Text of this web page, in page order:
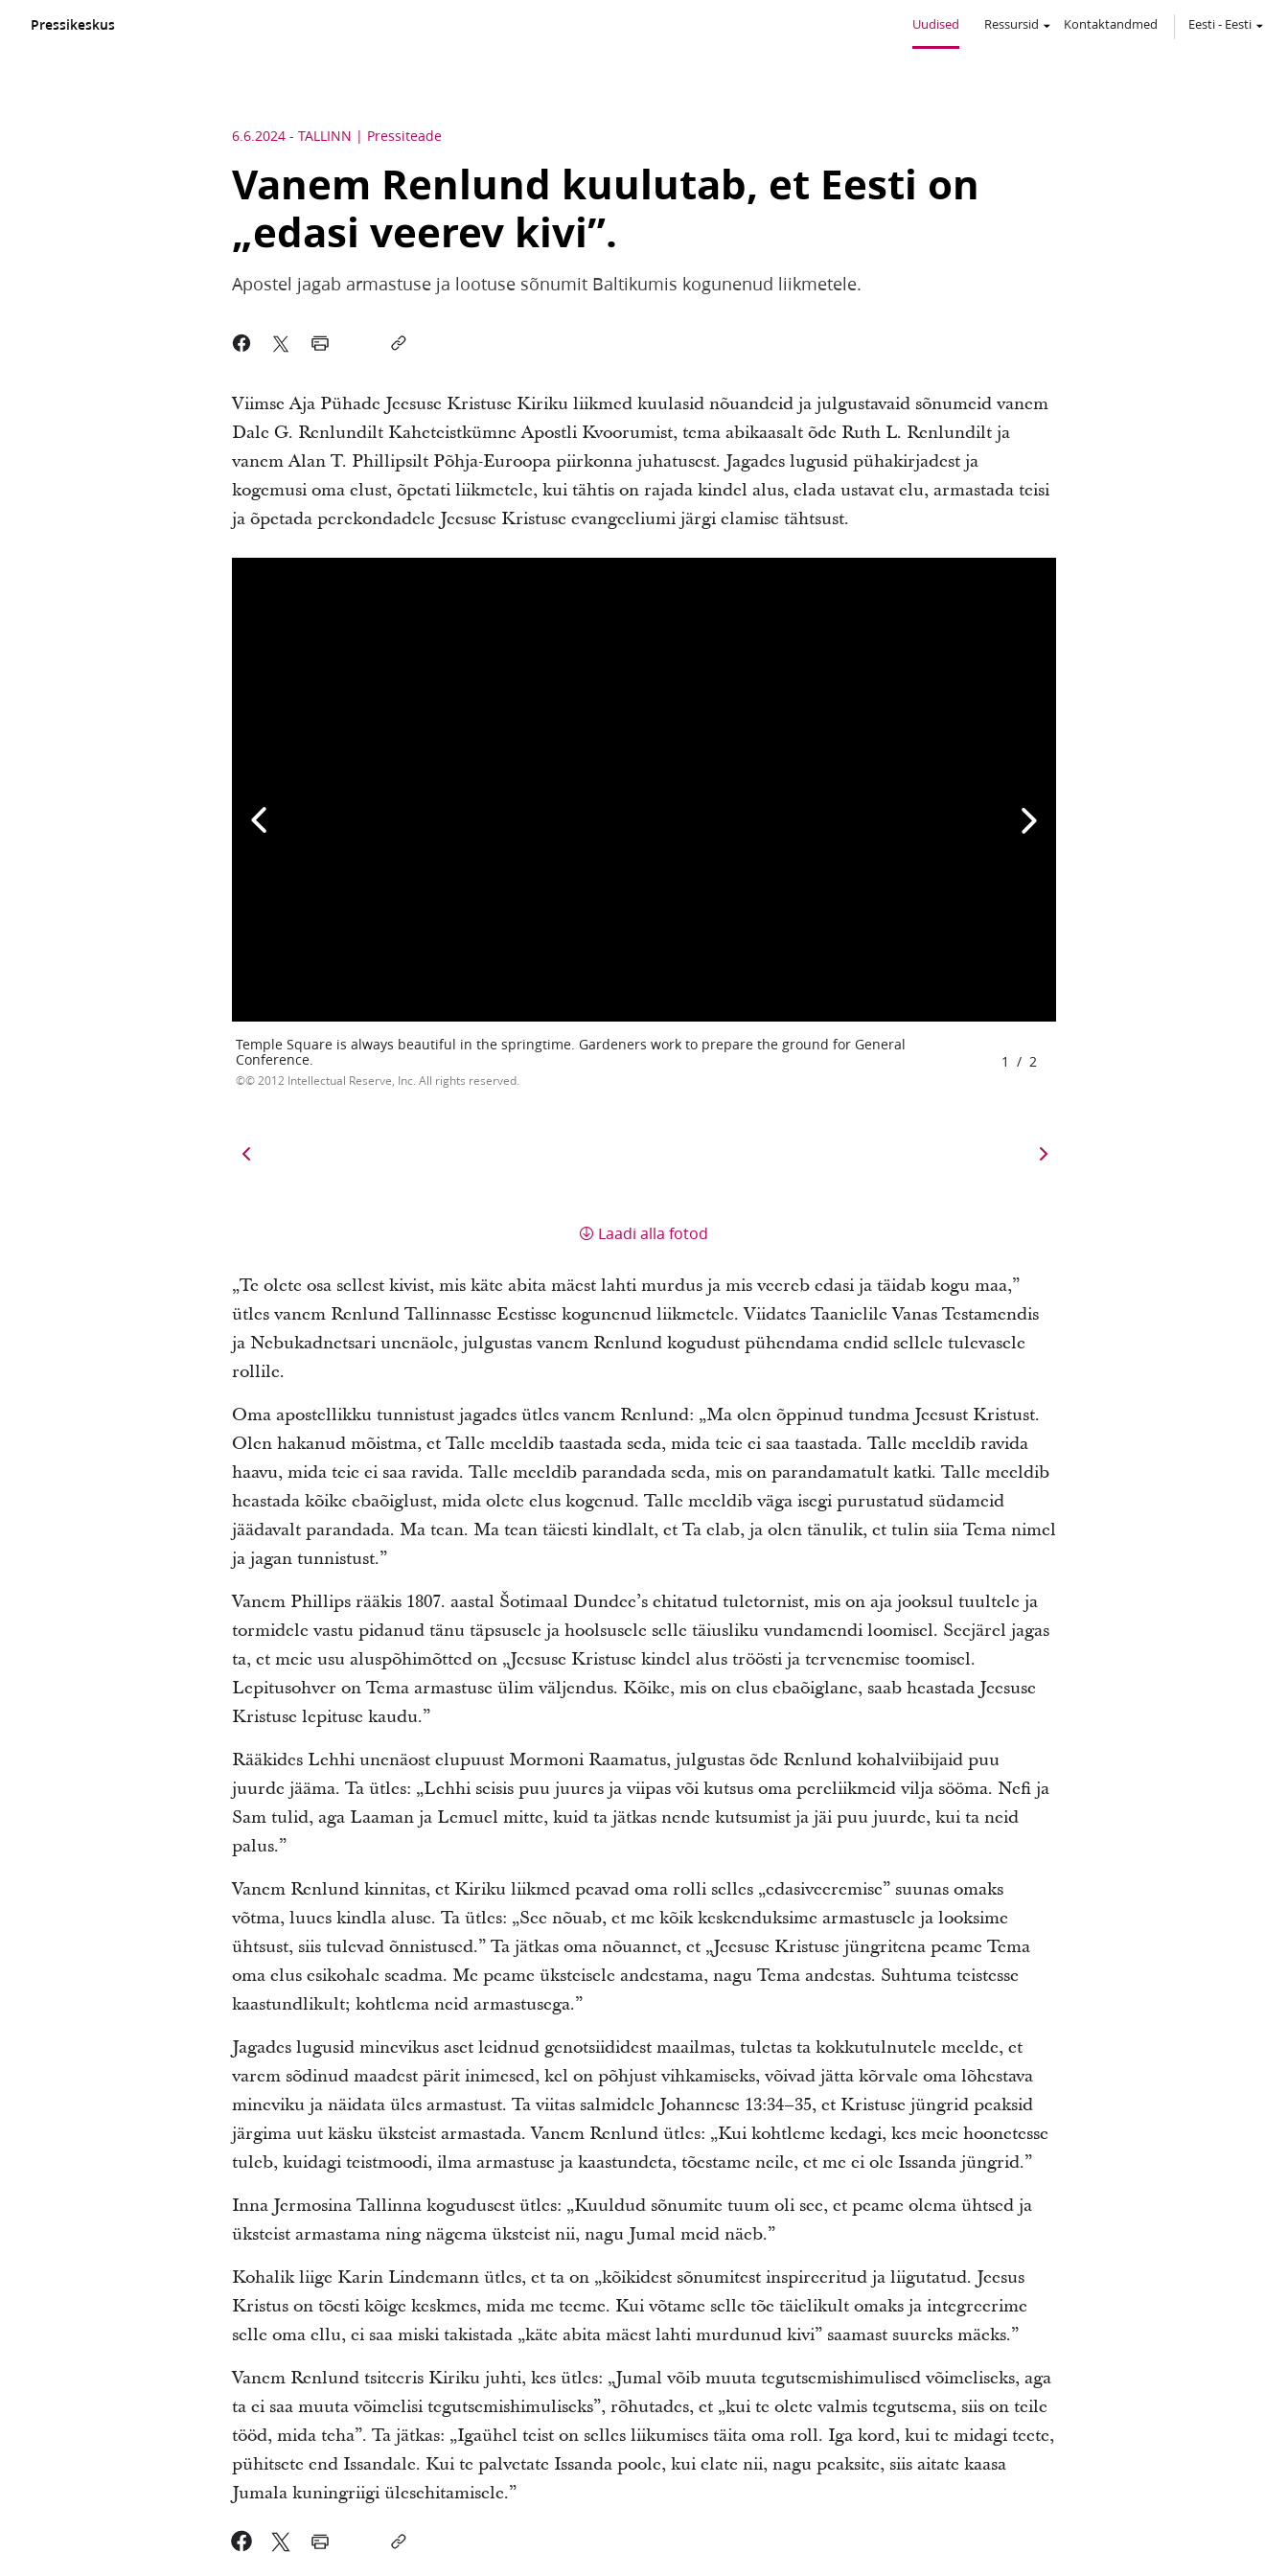
Pressikeskus Uudised Ressursid Kontaktandmed Eesti- Eesti
6.6.2024 - TALLINN Pressiteade
Vanem Renlund kuulutab, et Eesti on
„edasi veerev kivi”.
Apostel jagab armastuse ja lootuse sõnumit Baltikumis kogunenud liikmetele.
Viimse Aja Pühade Jeesuse Kristuse Kiriku liikmed kuulasid nõuandeid ja julgustavaid sõnumeid vanem
Dale G. Renlundilt Kaheteistkümne Apostli Kvoorumist, tema abikaasalt õde Ruth L. Renlundilt ja
vanem Alan T. Phillipsilt Põhja-Euroopa piirkonna juhatusest. Jagades lugusid pühakirjadest ja
kogemusi oma elust, õpetati liikmetele, kui tähtis on rajada kindel alus, elada ustavat elu, armastada teisi
ja õpetada perekondadele Jeesuse Kristuse evangeeliumi järgi elamise tähtsust.
Temple Square is always beautiful in the springtime. Gardeners work to prepare the ground for General
Conference.
© 2012 Intellectual Reserve, Inc. All rights reserved.
1 / 2
Laadi alla fotod
„Te olete osa sellest kivist, mis käte abita mäest lahti murdus ja mis veereb edasi ja täidab kogu maa,”
ütles vanem Renlund Tallinnasse Eestisse kogunenud liikmetele. Viidates Taanielile Vanas Testamendis
ja Nebukadnetsari unenäole, julgustas vanem Renlund kogudust pühendama endid sellele tulevasele
rollile.
Oma apostellikku tunnistust jagades ütles vanem Renlund: „Ma olen õppinud tundma Jeesust Kristust.
Olen hakanud mõistma, et Talle meeldib taastada seda, mida teie ei saa taastada. Talle meeldib ravida
haavu, mida teie ei saa ravida. Talle meeldib parandada seda, mis on parandamatult katki. Talle meeldib
heastada kõike ebaõiglust, mida olete elus kogenud. Talle meeldib väga isegi purustatud südameid
jäädavalt parandada. Ma tean. Ma tean täiesti kindlalt, et Ta elab, ja olen tänulik, et tulin siia Tema nimel
ja jagan tunnistust.”
Vanem Phillips rääkis 1807. aastal Šotimaal Dundee’s ehitatud tuletornist, mis on aja jooksul tuultele ja
tormidele vastu pidanud tänu täpsusele ja hoolsusele selle täiusliku vundamendi loomisel. Seejärel jagas
ta, et meie usu aluspõhimõtted on „Jeesuse Kristuse kindel alus tröösti ja tervenemise toomisel.
Lepitusohver on Tema armastuse ülim väljendus. Kõike, mis on elus ebaõiglane, saab heastada Jeesuse
Kristuse lepituse kaudu.”
Rääkides Lehhi unenäost elupuust Mormoni Raamatus, julgustas õde Renlund kohalviibijaid puu
juurde jääma. Ta ütles: „Lehhi seisis puu juures ja viipas või kutsus oma pereliikmeid vilja sööma. Nefi ja
Sam tulid, aga Laaman ja Lemuel mitte, kuid ta jätkas nende kutsumist ja jäi puu juurde, kui ta neid
palus.”
Vanem Renlund kinnitas, et Kiriku liikmed peavad oma rolli selles „edasiveeremise” suunas omaks
võtma, luues kindla aluse. Ta ütles: „See nõuab, et me kõik keskenduksime armastusele ja looksime
ühtsust, siis tulevad õnnistused.” Ta jätkas oma nõuannet, et „Jeesuse Kristuse jüngritena peame Tema
oma elus esikohale seadma. Me peame üksteisele andestama, nagu Tema andestas. Suhtuma teistesse
kaastundlikult; kohtlema neid armastusega.”
Jagades lugusid minevikus aset leidnud genotsiididest maailmas, tuletas ta kokkutulnutele meelde, et
varem sõdinud maadest pärit inimesed, kel on põhjust vihkamiseks, võivad jätta kõrvale oma lõhestava
mineviku ja näidata üles armastust. Ta viitas salmidele Johannese 13:34–35, et Kristuse jüngrid peaksid
järgima uut käsku üksteist armastada. Vanem Renlund ütles: „Kui kohtleme kedagi, kes meie hoonetesse
tuleb, kuidagi teistmoodi, ilma armastuse ja kaastundeta, tõestame neile, et me ei ole Issanda jüngrid.”
Inna Jermosina Tallinna kogudusest ütles: „Kuuldud sõnumite tuum oli see, et peame olema ühtsed ja
üksteist armastama ning nägema üksteist nii, nagu Jumal meid näeb.”
Kohalik liige Karin Lindemann ütles, et ta on „kõikidest sõnumitest inspireeritud ja liigutatud. Jeesus
Kristus on tõesti kõige keskmes, mida me teeme. Kui võtame selle tõe täielikult omaks ja integreerime
selle oma ellu, ei saa miski takistada „käte abita mäest lahti murdunud kivi” saamast suureks mäeks.”
Vanem Renlund tsiteeris Kiriku juhti, kes ütles: „Jumal võib muuta tegutsemishimulised võimeliseks, aga
ta ei saa muuta võimelisi tegutsemishimuliseks”, rõhutades, et „kui te olete valmis tegutsema, siis on teile
tööd, mida teha”. Ta jätkas: „Igaühel teist on selles liikumises täita oma roll. Iga kord, kui te midagi teete,
pühitsete end Issandale. Kui te palvetate Issanda poole, kui elate nii, nagu peaksite, siis aitate kaasa
Jumala kuningriigi ülesehitamisele.”